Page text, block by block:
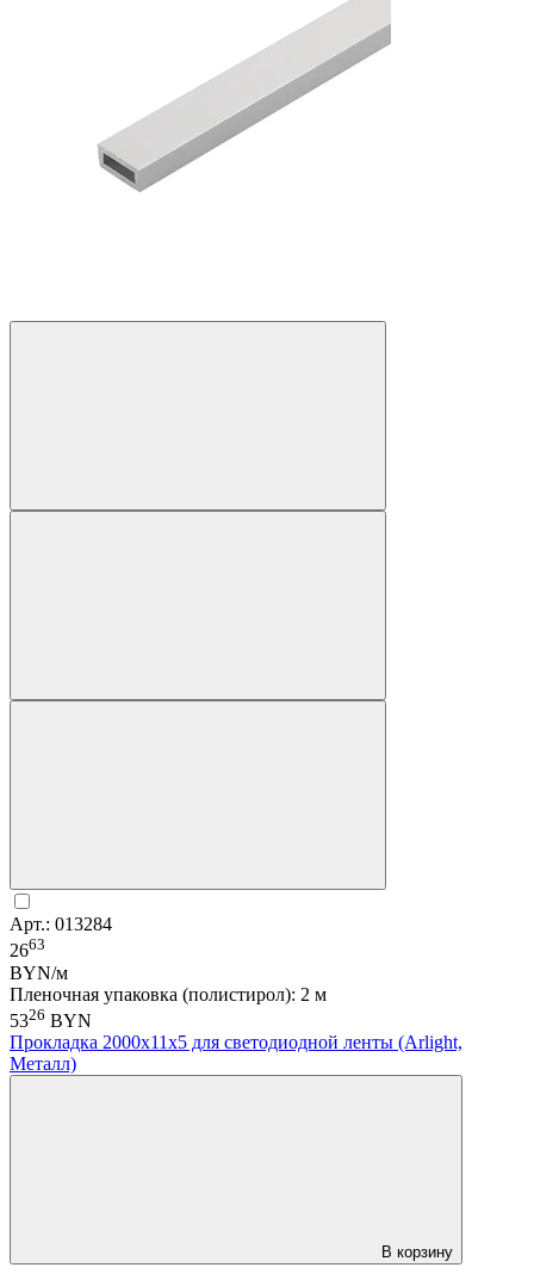
Арт.: 013284
2663
BYN/м
Пленочная упаковка (полистирол): 2 м
5326 BYN
Прокладка 2000х11x5 для светодиодной ленты (Arlight,
Металл)
В корзину